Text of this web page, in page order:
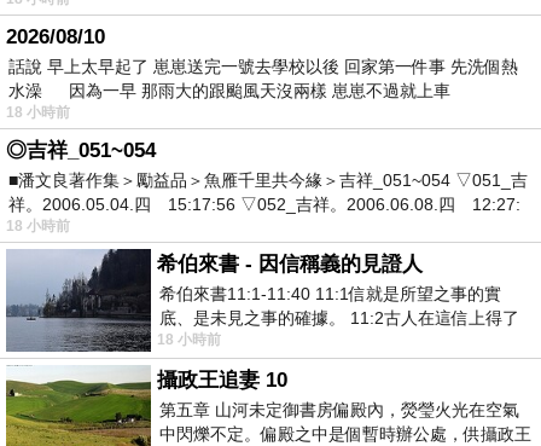
2026/08/10
話說 早上太早起了 崽崽送完一號去學校以後 回家第一件事 先洗個熱
水澡 因為一早 那雨大的跟颱風天沒兩樣 崽崽不過就上車
18 小時前
◎吉祥_051~054
■潘文良著作集＞勵益品＞魚雁千里共今緣＞吉祥_051~054 ▽051_吉
祥。2006.05.04.四 15:17:56 ▽052_吉祥。2006.06.08.四 12:27:
18 小時前
希伯來書 - 因信稱義的見證人
希伯來書11:1-11:40 11:1信就是所望之事的實
底、是未見之事的確據。 11:2古人在這信上得了
美好的證據。 11:3我們因着信、就知道
18 小時前
攝政王追妻 10
第五章 山河未定御書房偏殿內，熒瑩火光在空氣
中閃爍不定。偏殿之中是個暫時辦公處，供攝政王